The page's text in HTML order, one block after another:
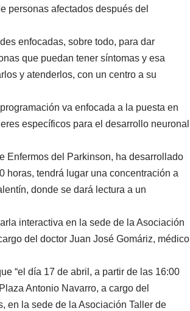
personas afectados después del
sobre todo, para dar
que puedan tener síntomas y esa
y atenderlos, con un centro a su
va enfocada a la puesta en
específicos para el desarrollo neuronal
del Parkinson, ha desarrollado
horas, tendrá lugar una concentración a
donde se dará lectura a un
interactiva en la sede de la Asociación
del doctor Juan José Gomáriz, médico
día 17 de abril, a partir de las 16:00
Antonio Navarro, a cargo del
en la sede de la Asociación Taller de